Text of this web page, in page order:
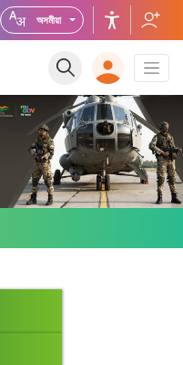
অসমীয়া